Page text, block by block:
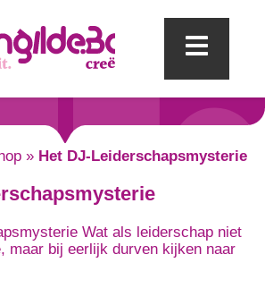
» Het DJ-Leiderschapsmysterie
Wat als leiderschap niet
maar bij eerlijk durven kijken naar